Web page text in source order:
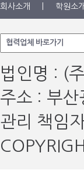
회사소개 학원소개
법인명 : (
주소 : 부
관리 책임